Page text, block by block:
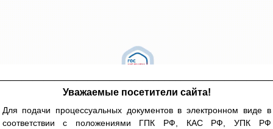
Уважаемые посетители сайта!
Для подачи процессуальных документов в электронном виде в
соответствии с положениями ГПК РФ, КАС РФ, УПК РФ